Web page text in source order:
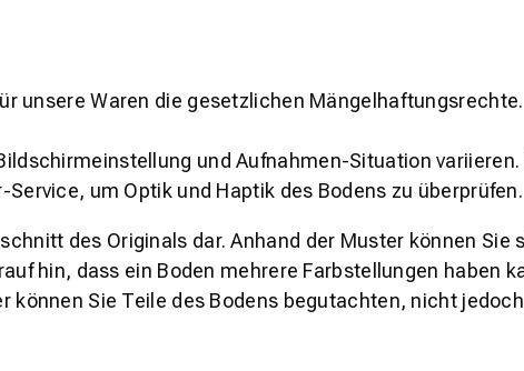
unsere Waren die gesetzlichen Mängelhaftungsrechte.
und Aufnahmen-Situation
um Optik und Haptik des Bodens zu überprüfen.
des Originals dar. Anhand der Muster können
hin, dass ein Boden mehrere Farbstellungen haben
können Sie Teile des Bodens begutachten, nicht